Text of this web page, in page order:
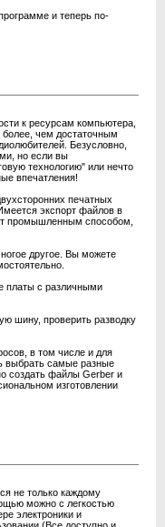
и теперь по-
к ресурсам компьютера,
более, чем достаточным
Безусловно,
но если вы
технологию" или нечто
впечатления!
печатных
экспорт файлов в
промышленным способом,
другое. Вы можете
платы с различными
шину, проверить разводку
в том числе и для
выбрать самые разные
создать файлы Gerber и
изготовлении
не только каждому
можно с легкостью
электроники и